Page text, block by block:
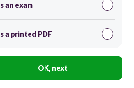
Imperpektibo
an exam
a printed PDF
OK, next